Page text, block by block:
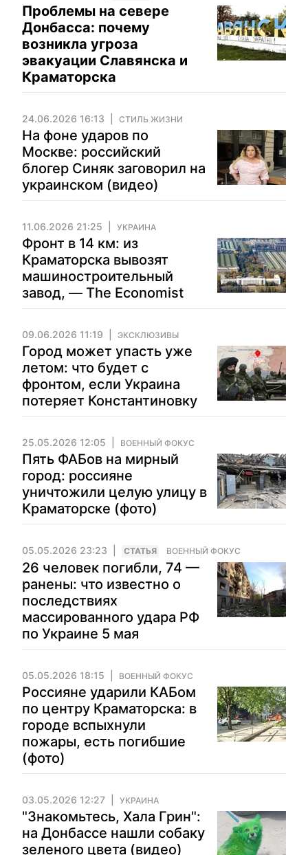
Проблемы на севере
Донбасса: почему
возникла угроза
эвакуации Славянска и
Краматорска
24.06.2026 16:13 СТИЛЬ ЖИЗНИ
На фоне ударов по
Москве: российский
блогер Синяк заговорил на
украинском (видео)
11.06.2026 21:25 УКРАИНА
Фронт в 14 км: из
Краматорска вывозят
машиностроительный
завод, — The Economist
09.06.2026 11:19 ЭКСКЛЮЗИВЫ
Город может упасть уже
летом: что будет с
фронтом, если Украина
потеряет Константиновку
25.05.2026 12:05 ВОЕННЫЙ ФОКУС
Пять ФАБов на мирный
город: россияне
уничтожили целую улицу в
Краматорске (фото)
05.05.2026 23:23 CТАТЬЯ ВОЕННЫЙ ФОКУС
26 человек погибли, 74 —
ранены: что известно о
последствиях
массированного удара РФ
по Украине 5 мая
05.05.2026 18:15 ВОЕННЫЙ ФОКУС
Россияне ударили КАБом
по центру Краматорска: в
городе вспыхнули
пожары, есть погибшие
(фото)
03.05.2026 12:27 УКРАИНА
"Знакомьтесь, Хала Грин":
на Донбассе нашли собаку
зеленого цвета (видео)